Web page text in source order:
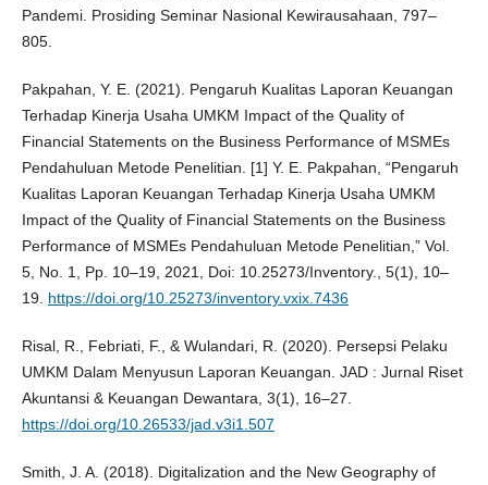
Pandemi. Prosiding Seminar Nasional Kewirausahaan, 797–
805.
Pakpahan, Y. E. (2021). Pengaruh Kualitas Laporan Keuangan
Terhadap Kinerja Usaha UMKM Impact of the Quality of
Financial Statements on the Business Performance of MSMEs
Pendahuluan Metode Penelitian. [1] Y. E. Pakpahan, “Pengaruh
Kualitas Laporan Keuangan Terhadap Kinerja Usaha UMKM
Impact of the Quality of Financial Statements on the Business
Performance of MSMEs Pendahuluan Metode Penelitian,” Vol.
5, No. 1, Pp. 10–19, 2021, Doi: 10.25273/Inventory., 5(1), 10–
19. https://doi.org/10.25273/inventory.vxix.7436
Risal, R., Febriati, F., & Wulandari, R. (2020). Persepsi Pelaku
UMKM Dalam Menyusun Laporan Keuangan. JAD : Jurnal Riset
Akuntansi & Keuangan Dewantara, 3(1), 16–27.
https://doi.org/10.26533/jad.v3i1.507
Smith, J. A. (2018). Digitalization and the New Geography of